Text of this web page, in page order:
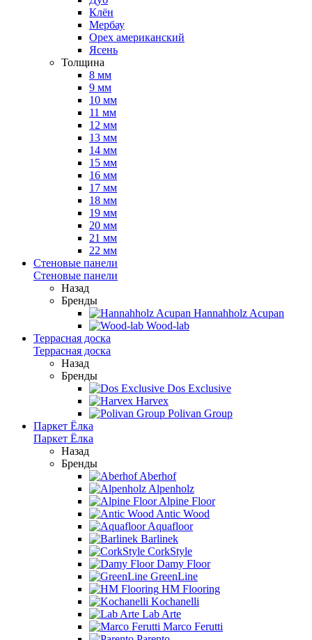
Клён
Мербау
Орех американский
Ясень
Толщина
8 мм
9 мм
10 мм
11 мм
12 мм
13 мм
14 мм
15 мм
16 мм
17 мм
18 мм
19 мм
20 мм
21 мм
22 мм
Стеновые панели
Стеновые панели
Назад
Бренды
Hannahholz Acupan
Wood-lab
Террасная доска
Террасная доска
Назад
Бренды
Dos Exclusive
Harvex
Polivan Group
Паркет Ёлка
Паркет Ёлка
Назад
Бренды
Aberhof
Alpenholz
Alpine Floor
Antic Wood
Aquafloor
Barlinek
CorkStyle
Damy Floor
GreenLine
HM Flooring
Kochanelli
Lab Arte
Marco Ferutti